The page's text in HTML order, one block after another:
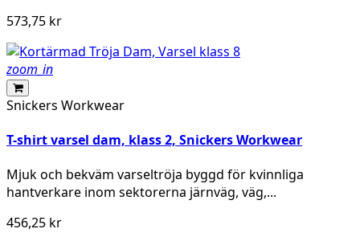
573,75 kr
zoom_in
Snickers Workwear
T-shirt varsel dam, klass 2, Snickers Workwear
Mjuk och bekväm varseltröja byggd för kvinnliga
hantverkare inom sektorerna järnväg, väg,...
456,25 kr